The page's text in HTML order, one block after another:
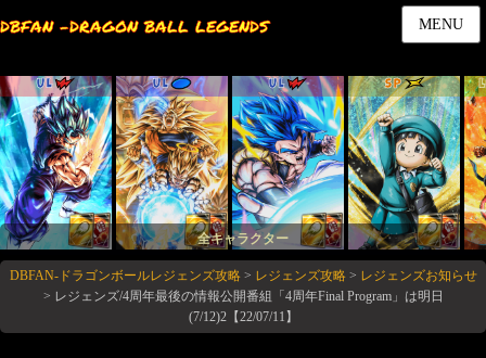
DBFAN -DRAGON BALL LEGENDS MENU
UL UL UL SP
全キャラクター
DBFAN-ドラゴンボールレジェンズ攻略> レジェンズ攻略> レジェンズお知らせ
> レジェンズ/4周年最後の情報公開番組「4周年Final Program」は明日
(7/12)2【22/07/11】